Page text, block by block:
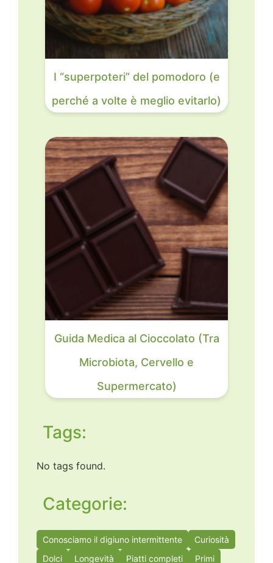
I “superpoteri” del pomodoro (e
perché a volte è meglio evitarlo)
Guida Medica al Cioccolato (Tra
Microbiota, Cervello e
Supermercato)
Tags:
No tags found.
Categorie:
Conosciamo il digiuno intermittente
Curiosità
Dolci
Longevità Piatti completi
Primi